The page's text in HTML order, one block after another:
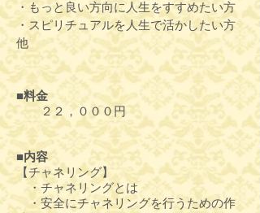
・もっと良い方向に人生をすすめたい方
・スピリチュアルを人生で活かしたい方
他
■料金
２２，０００円
■内容
【チャネリング】
・チャネリングとは
・安全にチャネリングを行うための作